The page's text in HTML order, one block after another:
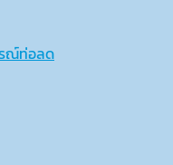
ณ์ท่อลด